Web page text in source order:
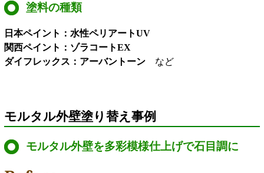
塗料の種類
日本ペイント：水性ペリアートUV
関西ペイント：ゾラコートEX
ダイフレックス：アーバントーン など
モルタル外壁塗り替え事例
モルタル外壁を多彩模様仕上げで石目調に